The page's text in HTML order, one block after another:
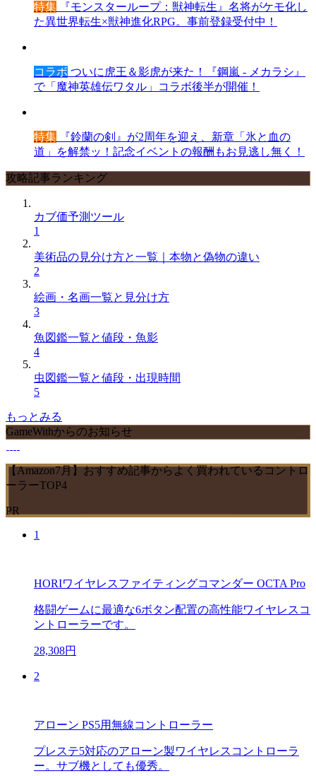
特集 『モンスターループ：獣神転生』名将がケモ化し
た異世界転生×獣神進化RPG。事前登録受付中！
コラボ ついに虎王＆影虎が来た！『鋼嵐 - メカラシ』
で「魔神英雄伝ワタル」コラボ後半が開催！
特集 『鈴蘭の剣』が2周年を迎え、新章「氷と血の
道」を解禁ッ！記念イベントの報酬もお見逃し無く！
攻略記事ランキング
カブ価予測ツール
1
美術品の見分け方と一覧｜本物と偽物の違い
2
絵画・名画一覧と見分け方
3
魚図鑑一覧と値段・魚影
4
虫図鑑一覧と値段・出現時間
5
もっとみる
GameWithからのお知らせ
【Amazon7月】おすすめ記事からよく買われているコントロ
ーラーTOP4
PR
1
HORIワイヤレスファイティングコマンダー OCTA Pro
格闘ゲームに最適な6ボタン配置の高性能ワイヤレスコ
ントローラーです。
28,308円
2
アローン PS5用無線コントローラー
プレステ5対応のアローン製ワイヤレスコントローラ
ー。サブ機としても優秀。